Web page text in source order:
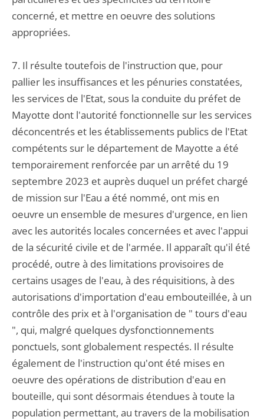
concerné, et mettre en oeuvre des solutions
appropriées.
7. Il résulte toutefois de l'instruction que, pour
pallier les insuffisances et les pénuries constatées,
les services de l'Etat, sous la conduite du préfet de
Mayotte dont l'autorité fonctionnelle sur les services
déconcentrés et les établissements publics de l'Etat
compétents sur le département de Mayotte a été
temporairement renforcée par un arrêté du 19
septembre 2023 et auprès duquel un préfet chargé
de mission sur l'Eau a été nommé, ont mis en
oeuvre un ensemble de mesures d'urgence, en lien
avec les autorités locales concernées et avec l'appui
de la sécurité civile et de l'armée. Il apparaît qu'il été
procédé, outre à des limitations provisoires de
certains usages de l'eau, à des réquisitions, à des
autorisations d'importation d'eau embouteillée, à un
contrôle des prix et à l'organisation de " tours d'eau
", qui, malgré quelques dysfonctionnements
ponctuels, sont globalement respectés. Il résulte
également de l'instruction qu'ont été mises en
oeuvre des opérations de distribution d'eau en
bouteille, qui sont désormais étendues à toute la
population permettant, au travers de la mobilisation